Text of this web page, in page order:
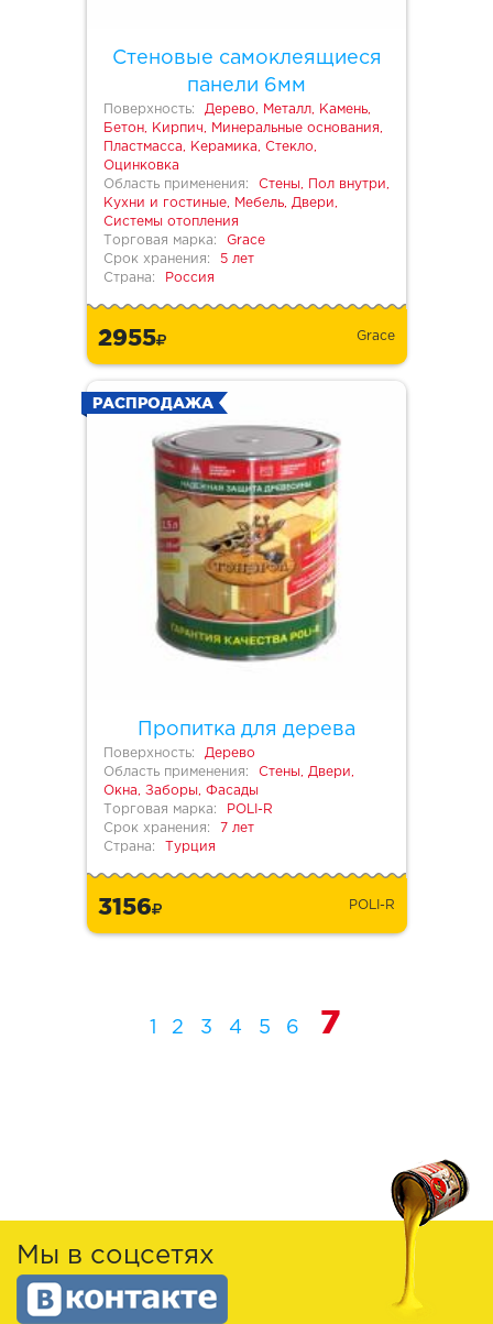
Стеновые самоклеящиеся
панели 6мм
Поверхность:
Дерево, Металл, Камень,
Бетон, Кирпич, Минеральные основания,
Пластмасса, Керамика, Стекло,
Оцинковка
Область применения:
Стены, Пол внутри,
Кухни и гостиные, Мебель, Двери,
Системы отопления
Торговая марка:
Grace
Срок хранения:
5 лет
Страна:
Россия
2955 Grace
Пропитка для дерева
РАСПРОДАЖА
Поверхность:
Дерево
Область применения:
Стены, Двери,
Окна, Заборы, Фасады
Торговая марка:
POLI-R
Срок хранения:
7 лет
Страна:
Турция
3156 POLI-R
2 3 4 5 6 7
Мы в соцсетях